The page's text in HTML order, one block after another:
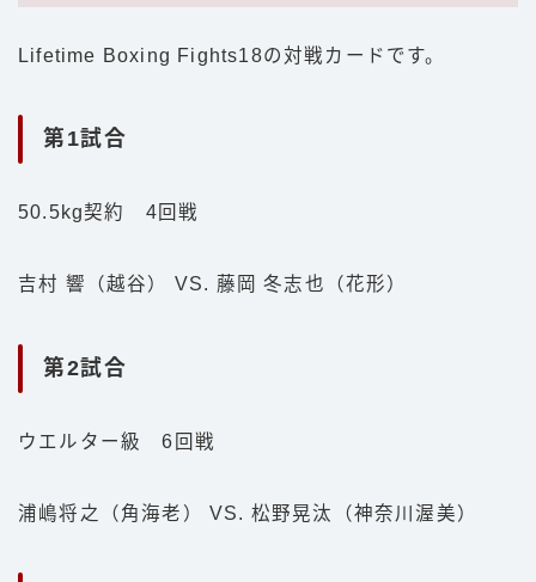
Lifetime Boxing Fights18の対戦カードです。
第1試合
50.5kg契約 4回戦
吉村 響（越谷） VS. 藤岡 冬志也（花形）
第2試合
ウエルター級 6回戦
浦嶋将之（角海老） VS. 松野晃汰（神奈川渥美）